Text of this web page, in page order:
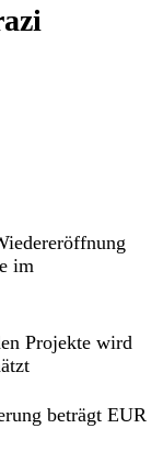
im
Projekte wird
beträgt EUR